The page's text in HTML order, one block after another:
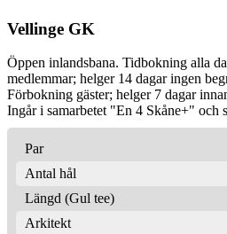
Vellinge GK
Öppen inlandsbana. Tidbokning alla
medlemmar; helger 14 dagar ingen
Förbokning gäster; helger 7 dagar
Ingår i samarbetet "En 4 Skåne+" och
Par
Antal hål
Längd (Gul tee)
Arkitekt